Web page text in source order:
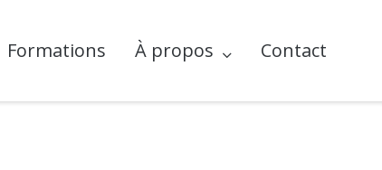
Formations À propos Contact